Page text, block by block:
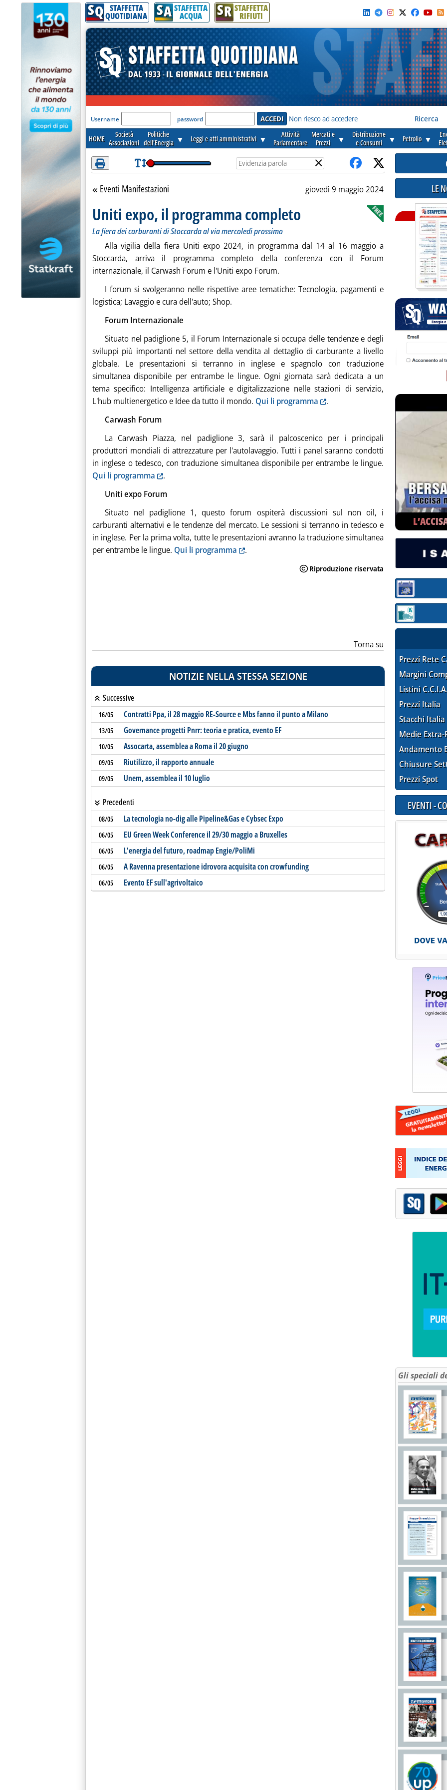
SQ STAFFETTA
QUOTIDIANA SA STAFFETTA
ACQUA SR STAFFETTA
RIFIUTI
'Modulo Login per accedere'
Username password Non riesco ad accedere Ricerca
HOME
Società
Associazioni
Politiche
dell'Energia ▼ Leggi e atti amministrativi ▼
Attività
Parlamentare
Mercati e
Prezzi
▼
Distribuzione
e Consumi
▼ Petrolio ▼
×
Torna alla sezione
Eventi Manifestazioni giovedì 9 maggio 2024
Uniti expo, il programma completo
La fiera dei carburanti di Stoccarda al via mercoledì prossimo
Alla vigilia della fiera Uniti expo 2024, in programma dal 14 al 16 maggio a
Stoccarda, arriva il programma completo della conferenza con il Forum
internazionale, il Carwash Forum e l'Uniti expo Forum.
I forum si svolgeranno nelle rispettive aree tematiche: Tecnologia, pagamenti e
logistica; Lavaggio e cura dell'auto; Shop.
Forum Internazionale
Situato nel padiglione 5, il Forum Internazionale si occupa delle tendenze e degli
sviluppi più importanti nel settore della vendita al dettaglio di carburante a livello
globale. Le presentazioni si terranno in inglese e spagnolo con traduzione
simultanea disponibile per entrambe le lingue. Ogni giornata sarà dedicata a un
tema specifico: Intelligenza artificiale e digitalizzazione nelle stazioni di servizio,
L'hub multienergetico e Idee da tutto il mondo. Qui li programma
.
Carwash Forum
La Carwash Piazza, nel padiglione 3, sarà il palcoscenico per i principali
produttori mondiali di attrezzature per l'autolavaggio. Tutti i panel saranno condotti
in inglese o tedesco, con traduzione simultanea disponibile per entrambe le lingue.
Qui li programma
.
Uniti expo Forum
Situato nel padiglione 1, questo forum ospiterà discussioni sul non oil, i
carburanti alternativi e le tendenze del mercato. Le sessioni si terranno in tedesco e
in inglese. Per la prima volta, tutte le presentazioni avranno la traduzione simultanea
per entrambe le lingue. Qui li programma .
Torna su
NOTIZIE NELLA STESSA SEZIONE
Successive
16/05 Contratti Ppa, il 28 maggio RE-Source e Mbs fanno il punto a Milano
13/05 Governance progetti Pnrr: teoria e pratica, evento EF
10/05 Assocarta, assemblea a Roma il 20 giugno
09/05 Riutilizzo, il rapporto annuale
09/05 Unem, assemblea il 10 luglio
Precedenti
08/05 La tecnologia no-dig alle Pipeline&Gas e Cybsec Expo
06/05 EU Green Week Conference il 29/30 maggio a Bruxelles
06/05 L'energia del futuro, roadmap Engie/PoliMi
06/05 A Ravenna presentazione idrovora acquisita con crowfunding
06/05 Evento EF sull'agrivoltaico
LE
Sezione:
Sezione:
Prezzi Rete
Margini
Listini
Prezzi Italia
Stacchi Italia
Medie Extra-
Andamento
Chiusure
Prezzi Spot
EVENTI -
Gli speciali